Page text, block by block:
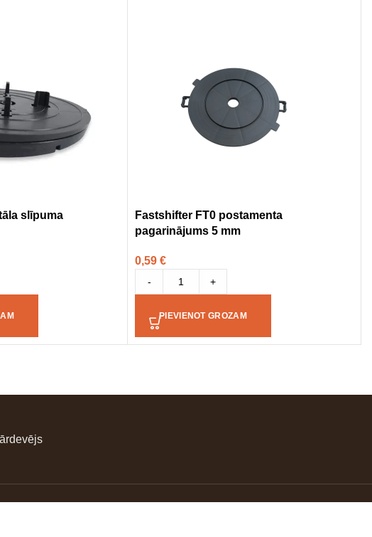
slīpuma
Fastshifter FT0 postamenta
pagarinājums 5 mm
0,59 €
- +
PIEVIENOT GROZAM